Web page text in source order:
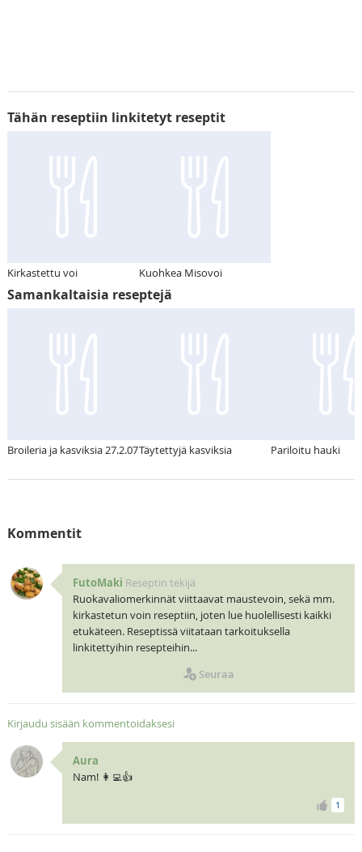
Tähän reseptiin linkitetyt reseptit
Kirkastettu voi Kuohkea Misovoi
Samankaltaisia reseptejä
Broileria ja kasviksia 27.2.07Täytettyjä kasviksia Pariloitu hauki
Kommentit
FutoMaki Reseptin tekijä
Ruokavaliomerkinnät viittaavat maustevoin, sekä mm.
kirkastetun voin reseptiin, joten lue huolellisesti kaikki
etukäteen. Reseptissä viitataan tarkoituksella
linkitettyihin resepteihin...
Seuraa
Kirjaudu sisään kommentoidaksesi
Aura
Nam! 👩‍💻👍
1